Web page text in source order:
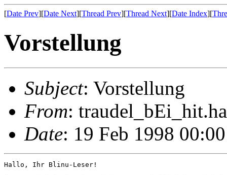
[Date Prev][Date Next][Thread Prev][Thread Next][Date Index][
Vorstellung
Subject: Vorstellung
From:
Date: 19 Feb 1998
Hallo, Ihr Blinu-Leser!